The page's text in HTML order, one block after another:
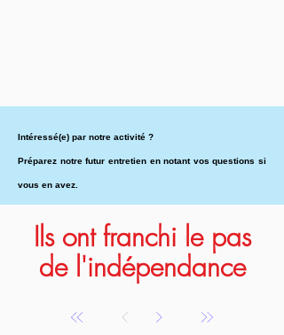
Intéressé(e) par notre activité ?
Préparez notre futur entretien en notant vos questions si
vous en avez.
Ils ont franchi le pas
de l'indépendance